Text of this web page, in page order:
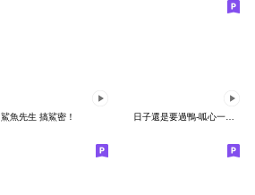
鯊魚先生 搞鯊密！ 日子還是要過鴨-呱心一下鴨